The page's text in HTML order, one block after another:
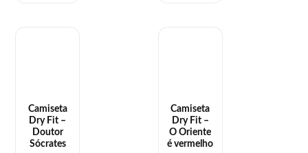
Camiseta
Dry Fit –
Doutor
Sócrates
Camiseta
Dry Fit –
O Oriente
é vermelho